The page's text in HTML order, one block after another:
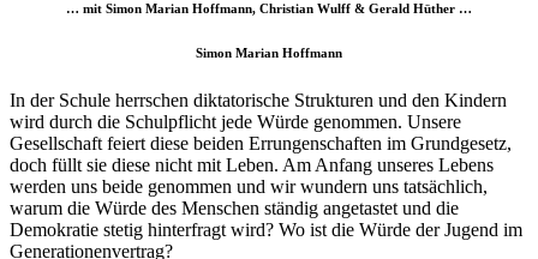
… mit Simon Marian Hoffmann, Christian Wulff & Gerald Hüther …
Simon Marian Hoffmann
In der Schule herrschen diktatorische Strukturen und den Kindern
wird durch die Schulpflicht jede Würde genommen. Unsere
Gesellschaft feiert diese beiden Errungenschaften im Grundgesetz,
doch füllt sie diese nicht mit Leben. Am Anfang unseres Lebens
werden uns beide genommen und wir wundern uns tatsächlich,
warum die Würde des Menschen ständig angetastet und die
Demokratie stetig hinterfragt wird? Wo ist die Würde der Jugend im
Generationenvertrag?